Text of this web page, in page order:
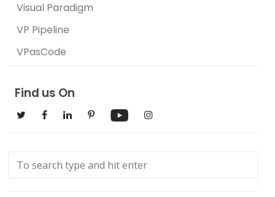
Visual Paradigm
VP Pipeline
VPasCode
Find us On